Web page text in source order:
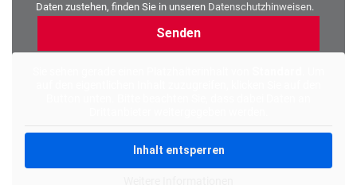
Daten zustehen, finden Sie in unseren Datenschutzhinweisen.
Inhalt entsperren